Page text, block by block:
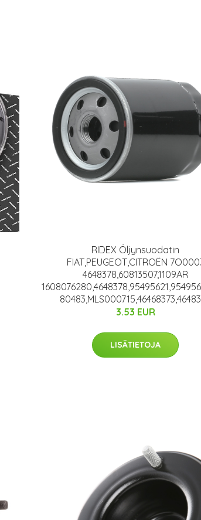
RIDEX Öljynsuodatin
FIAT,PEUGEOT,CITROËN
4648378,60813507,1109AR
3.53 EUR
LISÄTIETOJA